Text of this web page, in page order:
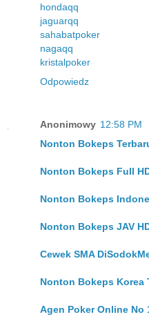
hondaqq
jaguarqq
sahabatpoker
nagaqq
kristalpoker
Odpowiedz
Anonimowy 12:58 PM
Nonton Bokeps
Nonton Bokeps Full
Nonton Bokeps
Nonton Bokeps JAV
Cewek SMA
Nonton Bokeps Korea
Agen Poker Online No